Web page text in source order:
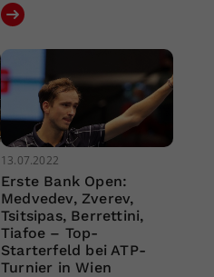
13.07.2022
Erste Bank Open:
Medvedev, Zverev,
Tsitsipas, Berrettini,
Tiafoe – Top-
Starterfeld bei ATP-
Turnier in Wien